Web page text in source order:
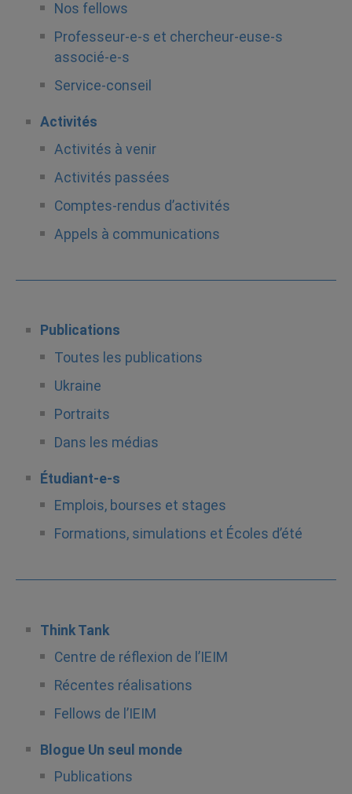
Nos fellows
Professeur-e-s et chercheur-euse-s
associé-e-s
Service-conseil
Activités
Activités à venir
Activités passées
Comptes-rendus d’activités
Appels à communications
Publications
Toutes les publications
Ukraine
Portraits
Dans les médias
Étudiant-e-s
Emplois, bourses et stages
Formations, simulations et Écoles d’été
Think Tank
Centre de réflexion de l’IEIM
Récentes réalisations
Fellows de l’IEIM
Blogue Un seul monde
Publications